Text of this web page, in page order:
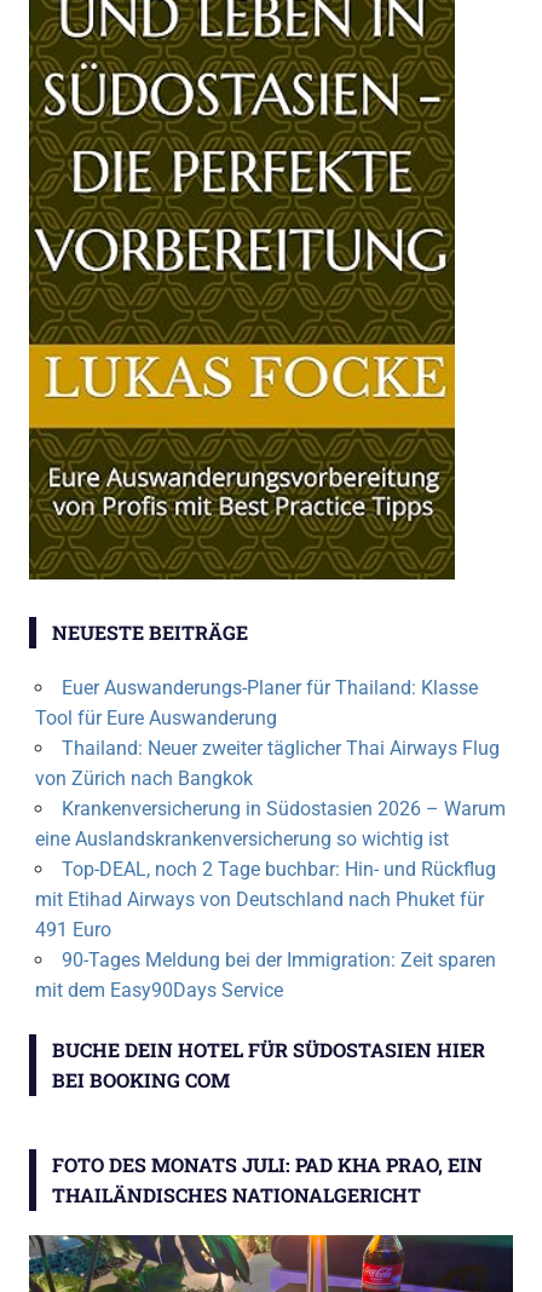
NEUESTE BEITRÄGE
Euer Auswanderungs-Planer für Thailand: Klasse
Tool für Eure Auswanderung
Thailand: Neuer zweiter täglicher Thai Airways Flug
von Zürich nach Bangkok
Krankenversicherung in Südostasien 2026 – Warum
eine Auslandskrankenversicherung so wichtig ist
Top-DEAL, noch 2 Tage buchbar: Hin- und Rückflug
mit Etihad Airways von Deutschland nach Phuket für
491 Euro
90-Tages Meldung bei der Immigration: Zeit sparen
mit dem Easy90Days Service
BUCHE DEIN HOTEL FÜR SÜDOSTASIEN HIER
BEI BOOKING COM
FOTO DES MONATS JULI: PAD KHA PRAO, EIN
THAILÄNDISCHES NATIONALGERICHT